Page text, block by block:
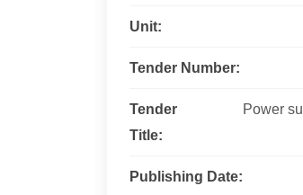
Unit:
Tender Number:
Tender
Title:
Power
Publishing Date: